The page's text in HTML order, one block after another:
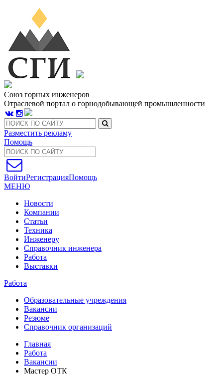
Союз горных инженеров
Отраслевой портал о горнодобывающей промышленности
Разместить рекламу
Помощь
ВойтиРегистрацияПомощь
МЕНЮ
Новости
Компании
Статьи
Техника
Инженеру
Справочник инженера
Работа
Выставки
Работа
Образовательные учреждения
Вакансии
Резюме
Справочник организаций
Главная
Работа
Вакансии
Мастер ОТК